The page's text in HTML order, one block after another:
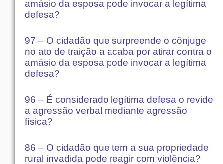
amásio da esposa pode invocar a legítima
defesa?
97 – O cidadão que surpreende o cônjuge
no ato de traição a acaba por atirar contra o
amásio da esposa pode invocar a legítima
defesa?
96 – É considerado legítima defesa o revide
a agressão verbal mediante agressão
física?
86 – O cidadão que tem a sua propriedade
rural invadida pode reagir com violência?